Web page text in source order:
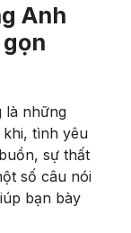
Anh
là những
tình yêu
sự thất
số câu nói
bạn bày